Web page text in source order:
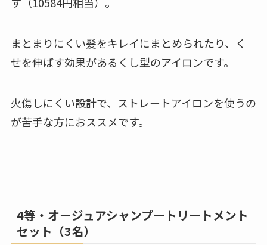
まとまりにくい髪をキレイにまとめられたり、く
せを伸ばす効果があるくし型のアイロンです。
火傷しにくい設計で、ストレートアイロンを使うの
が苦手な方におススメです。
4等・オージュアシャンプートリートメント
セット（3名）